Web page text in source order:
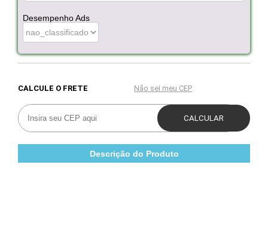
Desempenho Ads
Descrição do Produto